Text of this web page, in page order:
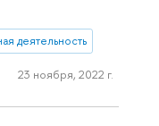
деятельность
23 ноября, 2022 г.